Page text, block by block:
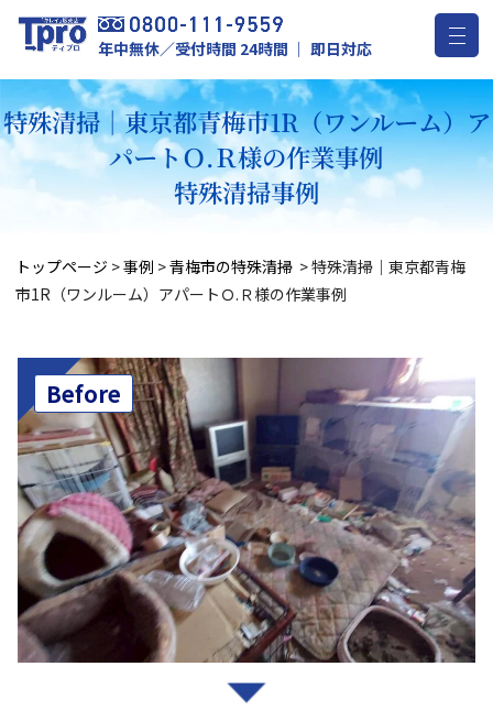
年中無休／受付時間 24時間 ｜ 即日対応
特殊清掃｜東京都青梅市1R（ワンルーム）ア
パートＯ.Ｒ様の作業事例
特殊清掃事例
トップページ >事例 >青梅市の特殊清掃 >特殊清掃｜東京都青梅
市1R（ワンルーム）アパートＯ.Ｒ様の作業事例
Before